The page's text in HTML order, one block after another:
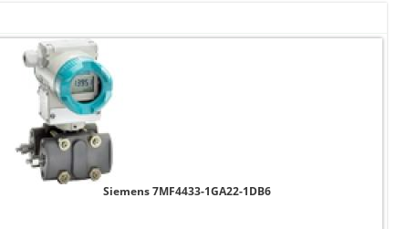
Siemens 7MF4433-1GA22-1DB6